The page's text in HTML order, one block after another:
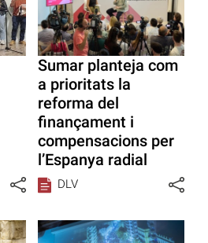
Sumar planteja com
a prioritats la
reforma del
finançament i
compensacions per
l’Espanya radial
DLV